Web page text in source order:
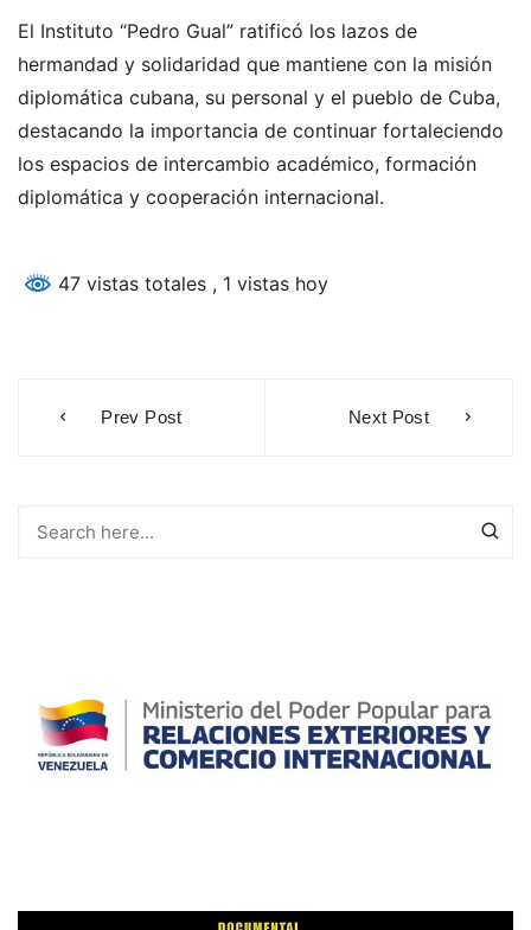
El Instituto “Pedro Gual” ratificó los lazos de
hermandad y solidaridad que mantiene con la misión
diplomática cubana, su personal y el pueblo de Cuba,
destacando la importancia de continuar fortaleciendo
los espacios de intercambio académico, formación
diplomática y cooperación internacional.
47 vistas totales , 1 vistas hoy
Prev Post Next Post